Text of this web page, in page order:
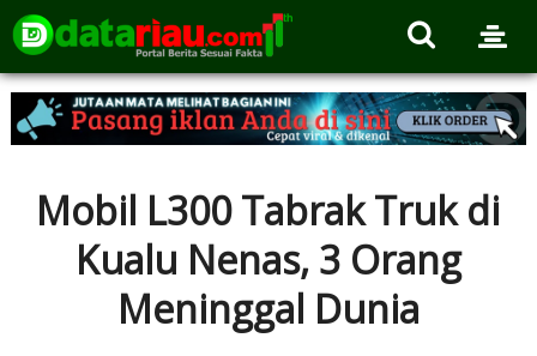
Mobil L300 Tabrak Truk di
Kualu Nenas, 3 Orang
Meninggal Dunia